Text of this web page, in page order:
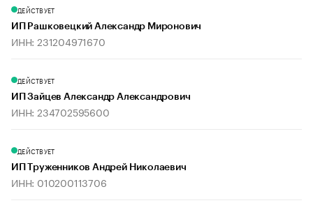
ДЕЙСТВУЕТ
ИП Рашковецкий Александр Миронович
ИНН: 231204971670
ДЕЙСТВУЕТ
ИП Зайцев Александр Александрович
ИНН: 234702595600
ДЕЙСТВУЕТ
ИП Труженников Андрей Николаевич
ИНН: 010200113706